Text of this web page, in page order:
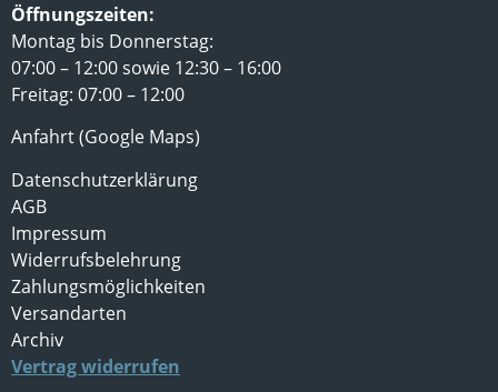
Öffnungszeiten:
Montag bis Donnerstag:
07:00 – 12:00 sowie 12:30 – 16:00
Freitag: 07:00 – 12:00
Anfahrt (Google Maps)
Datenschutzerklärung
AGB
Impressum
Widerrufsbelehrung
Zahlungsmöglichkeiten
Versandarten
Archiv
Vertrag widerrufen